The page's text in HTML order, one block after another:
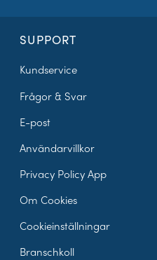
SUPPORT
Kundservice
Frågor & Svar
E-post
Användarvillkor
Privacy Policy App
Om Cookies
Cookieinställningar
Branschkoll